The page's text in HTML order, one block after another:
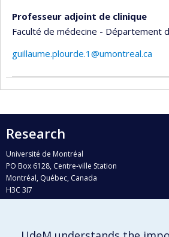
Professeur adjoint de clinique
Faculté de médecine - Département
guillaume.plourde.1@umontreal.ca
Research
Université de Montréal
PO Box 6128, Centre-ville Station
Montréal, Québec, Canada
H3C 3J7